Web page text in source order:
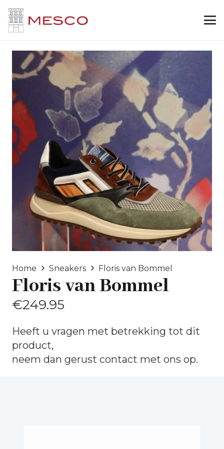
Home Sneakers Floris van Bommel
Floris van Bommel
€249.95
Heeft u vragen met betrekking tot dit
product,
neem dan gerust contact met ons op.